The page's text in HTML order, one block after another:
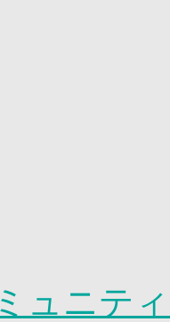
スについて
ーグ2026/27シーズン試
ーグ 2026/27シーズン
ィ
舗）
ュニティ